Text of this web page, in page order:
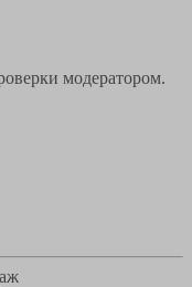
модератором.